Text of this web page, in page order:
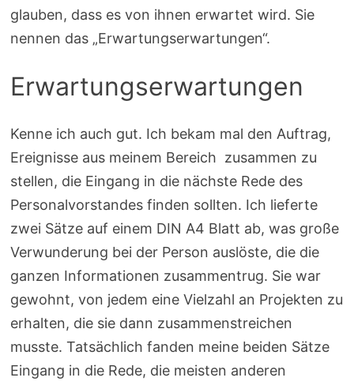
glauben, dass es von ihnen erwartet wird. Sie
nennen das „Erwartungserwartungen“.
Erwartungserwartungen
Kenne ich auch gut. Ich bekam mal den Auftrag,
Ereignisse aus meinem Bereich zusammen zu
stellen, die Eingang in die nächste Rede des
Personalvorstandes finden sollten. Ich lieferte
zwei Sätze auf einem DIN A4 Blatt ab, was große
Verwunderung bei der Person auslöste, die die
ganzen Informationen zusammentrug. Sie war
gewohnt, von jedem eine Vielzahl an Projekten zu
erhalten, die sie dann zusammenstreichen
musste. Tatsächlich fanden meine beiden Sätze
Eingang in die Rede, die meisten anderen